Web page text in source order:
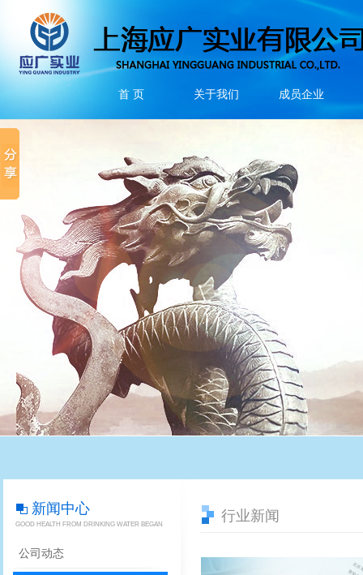
首 页 关于我们 成员企业
新闻中心
GOOD HEALTH FROM DRINKING WATER BEGAN
公司动态
行业新闻